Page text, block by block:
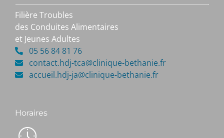
Filière Troubles
des Conduites Alimentaires
et Jeunes Adultes
05 56 84 81 76
contact.hdj-tca@clinique-bethanie.fr
accueil.hdj-ja@clinique-bethanie.fr
Horaires